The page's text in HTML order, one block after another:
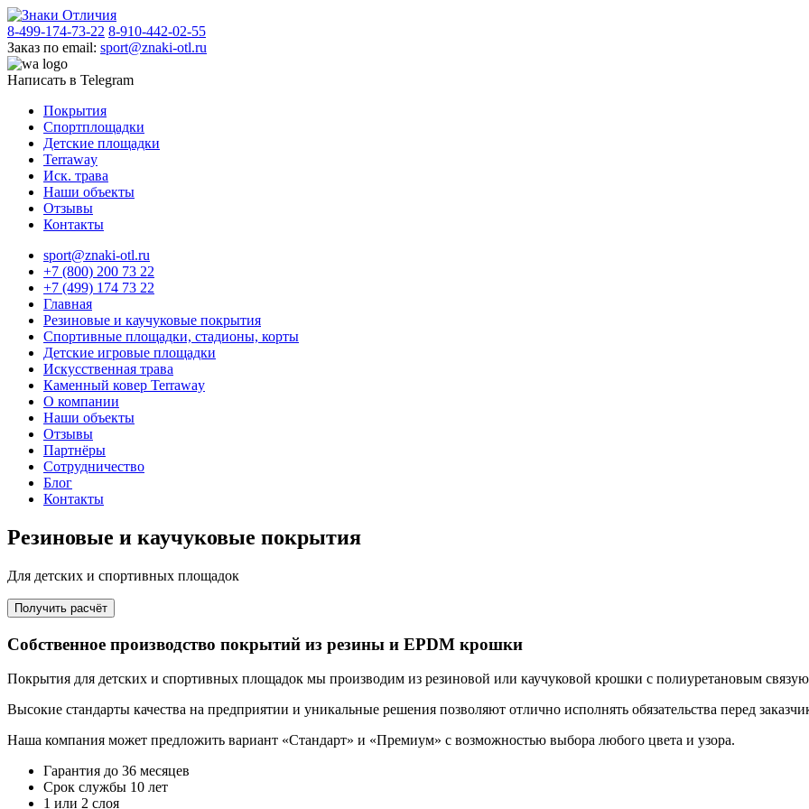
8-499-174-73-22 8-910-442-02-55
Заказ по email: sport@znaki-otl.ru
Написать в Telegram
Покрытия
Спортплощадки
Детские площадки
Terraway
Иск. трава
Наши объекты
Отзывы
Контакты
sport@znaki-otl.ru
+7 (800) 200 73 22
+7 (499) 174 73 22
Главная
Резиновые и каучуковые покрытия
Спортивные площадки, стадионы, корты
Детские игровые площадки
Искусственная трава
Каменный ковер Terraway
О компании
Наши объекты
Отзывы
Партнёры
Сотрудничество
Блог
Контакты
Резиновые и каучуковые покрытия
Для детских и спортивных площадок
Получить расчёт
Собственное производство покрытий из резины и EPDM крошки
Покрытия для детских и спортивных площадок мы производим из резиновой или каучуковой крошки с полиуретановым
Высокие стандарты качества на предприятии и уникальные решения позволяют отлично исполнять обязательства перед
Наша компания может предложить вариант «Стандарт» и «Премиум» с возможностью выбора любого цвета и узора.
Гарантия до 36 месяцев
Срок службы 10 лет
1 или 2 слоя